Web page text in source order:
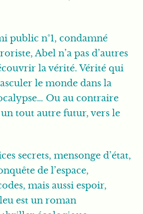
public n°1, condamné
Abel n’a pas d’autres
la vérité. Vérité qui
le monde dans la
Ou au contraire
tout autre futur, vers le
secrets, mensonge d’état,
de l’espace,
mais aussi espoir,
est un roman